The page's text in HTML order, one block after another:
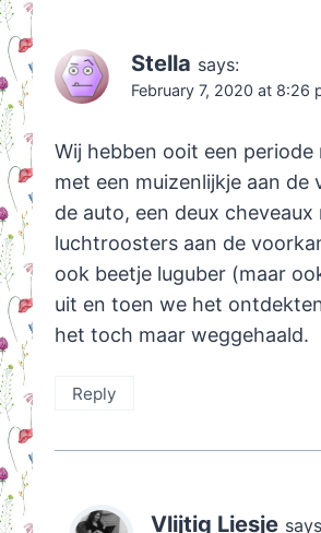
Stella says:
February 7, 2020 at 8:26
Wij hebben ooit een periode
met een muizenlijkje aan de
de auto, een deux cheveaux
luchtroosters aan de
ook beetje luguber (maar
uit en toen we het
het toch maar weggehaald.
Reply
Vlijtig Liesje